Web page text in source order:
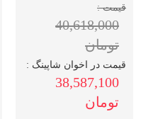
قیمت :
40,618,000
تومان
قیمت در اخوان شاپینگ :
38,587,100
تومان